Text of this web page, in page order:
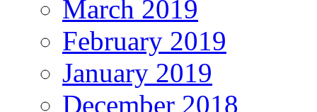
March 2019
February 2019
January 2019
December 2018